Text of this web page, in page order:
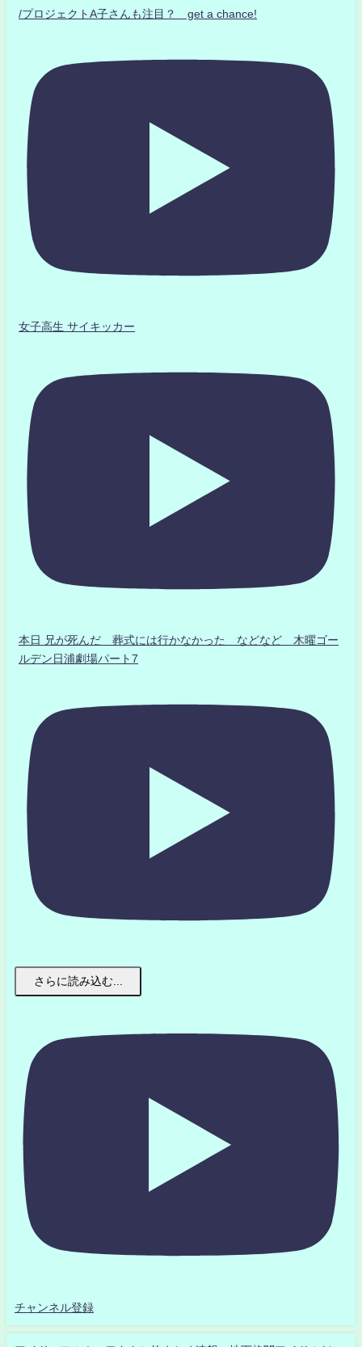
/プロジェクトA子さんも注目？ get a chance!
女子高生 サイキッカー
本日 兄が死んだ 葬式には行かなかった などなど 木曜ゴー
ルデン日浦劇場パート7
さらに読み込む...
チャンネル登録